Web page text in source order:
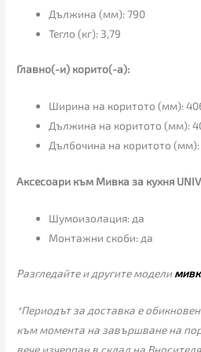
Дължина (мм): 790
Тегло (кг): 3,79
Главно(-и) корито(-а):
Ширина на коритото (мм):
Дължина на коритото (мм):
Дълбочина на коритото (мм):
Аксесоари към Мивка за кухня
Шумоизолация: да
Монтажни скоби: да
Разгледайте и другите модели
*Периодът за доставка е
към момента на завършване на
вече изчерпан в склад на